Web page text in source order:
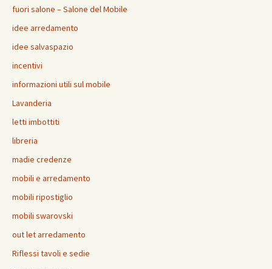
fuori salone – Salone del Mobile
idee arredamento
idee salvaspazio
incentivi
informazioni utili sul mobile
Lavanderia
letti imbottiti
libreria
madie credenze
mobili e arredamento
mobili ripostiglio
mobili swarovski
out let arredamento
Riflessi tavoli e sedie